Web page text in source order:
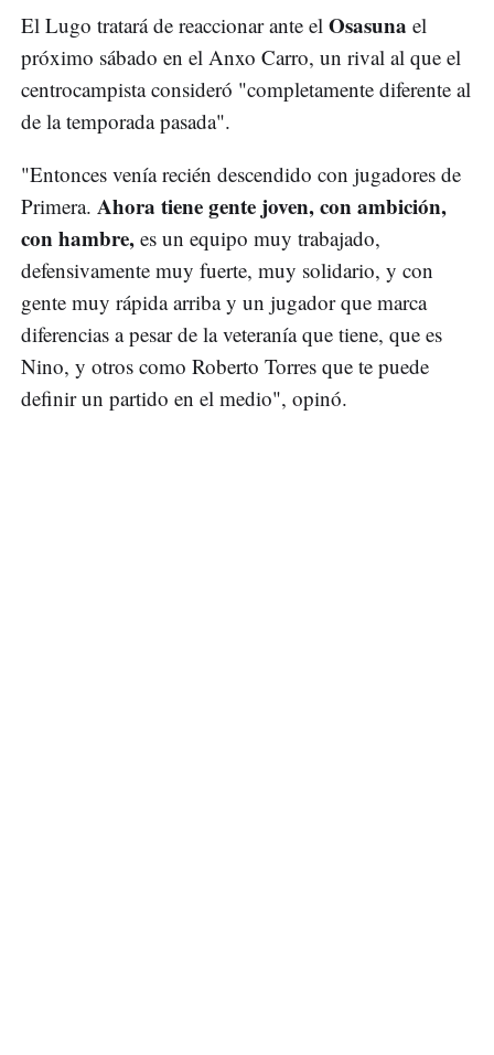
El Lugo tratará de reaccionar ante el Osasuna el
próximo sábado en el Anxo Carro, un rival al que el
centrocampista consideró "completamente diferente al
de la temporada pasada".
"Entonces venía recién descendido con jugadores de
Primera. Ahora tiene gente joven, con ambición,
con hambre, es un equipo muy trabajado,
defensivamente muy fuerte, muy solidario, y con
gente muy rápida arriba y un jugador que marca
diferencias a pesar de la veteranía que tiene, que es
Nino, y otros como Roberto Torres que te puede
definir un partido en el medio", opinó.